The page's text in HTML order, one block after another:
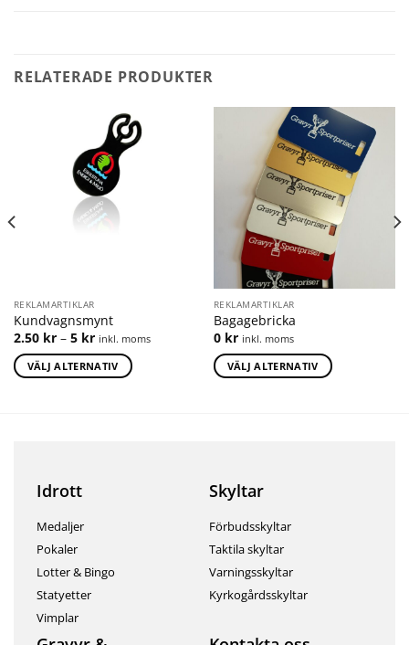
RELATERADE PRODUKTER
REKLAMARTIKLAR
Kundvagnsmynt
2.50 kr – 5 kr inkl. moms
VÄLJ ALTERNATIV
REKLAMARTIKLAR
Bagagebricka
0 kr inkl. moms
VÄLJ ALTERNATIV
Idrott
Medaljer
Pokaler
Lotter & Bingo
Statyetter
Vimplar
Skyltar
Förbudsskyltar
Taktila skyltar
Varningsskyltar
Kyrkogårdsskyltar